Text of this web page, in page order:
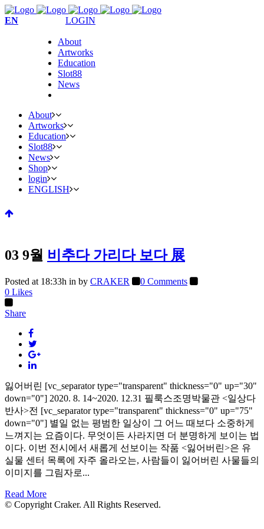
EN LOGIN
About
Artworks
Education
Slot88
News
About
Artworks
Education
Slot88
News
Shop
login
ENGLISH
03 9월 비추다 가리다 보다 展
Posted at 18:33h in by CRAKER
0 Comments
0 Likes
Share
잃어버린 [vc_separator type="transparent" thickness="0" up="30"
down="0"] 2020. 8. 14~2020. 12.31 필룩스조명박물관 <일상다
반사>전 [vc_separator type="transparent" thickness="0" up="75"
down="0"] 별일 없는 평범한 일상이 그 어느 때보다 소중하게
느껴지는 요즘이다. 무엇이든 사라지면 더 분명하게 보이는 법
이다. 이번 전시에서 새롭게 선보이는 작품 <잃어버린>은 유
실물 센터 목록에 자주 올라오는, 사람들이 잃어버린 사물들의
이미지를 그림자로...
Read More
© Copyright Craker. All Rights Reserved.